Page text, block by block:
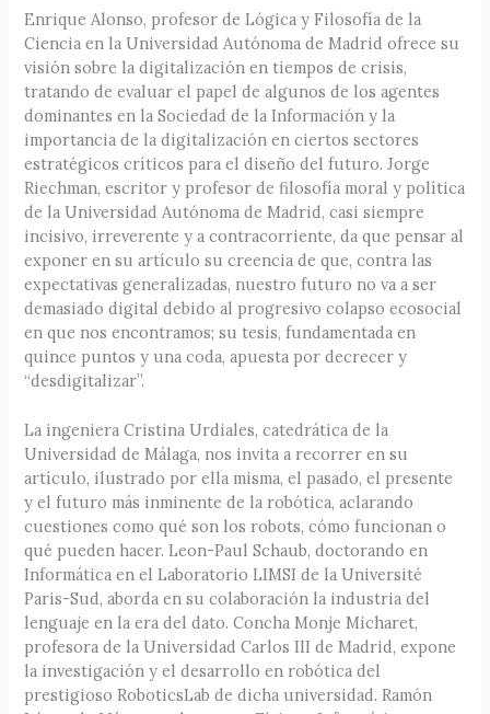
Enrique Alonso, profesor de Lógica y Filosofía de la
Ciencia en la Universidad Autónoma de Madrid ofrece su
visión sobre la digitalización en tiempos de crisis,
tratando de evaluar el papel de algunos de los agentes
dominantes en la Sociedad de la Información y la
importancia de la digitalización en ciertos sectores
estratégicos críticos para el diseño del futuro. Jorge
Riechman, escritor y profesor de filosofía moral y política
de la Universidad Autónoma de Madrid, casi siempre
incisivo, irreverente y a contracorriente, da que pensar al
exponer en su artículo su creencia de que, contra las
expectativas generalizadas, nuestro futuro no va a ser
demasiado digital debido al progresivo colapso ecosocial
en que nos encontramos; su tesis, fundamentada en
quince puntos y una coda, apuesta por decrecer y
“desdigitalizar”.
La ingeniera Cristina Urdiales, catedrática de la
Universidad de Málaga, nos invita a recorrer en su
artículo, ilustrado por ella misma, el pasado, el presente
y el futuro más inminente de la robótica, aclarando
cuestiones como qué son los robots, cómo funcionan o
qué pueden hacer. Leon-Paul Schaub, doctorando en
Informática en el Laboratorio LIMSI de la Université
Paris-Sud, aborda en su colaboración la industria del
lenguaje en la era del dato. Concha Monje Micharet,
profesora de la Universidad Carlos III de Madrid, expone
la investigación y el desarrollo en robótica del
prestigioso RoboticsLab de dicha universidad. Ramón